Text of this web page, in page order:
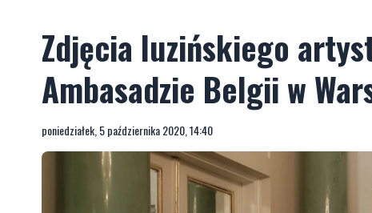
Zdjęcia luzińskiego
Ambasadzie Belgii w
poniedziałek, 5 października 2020, 14:40